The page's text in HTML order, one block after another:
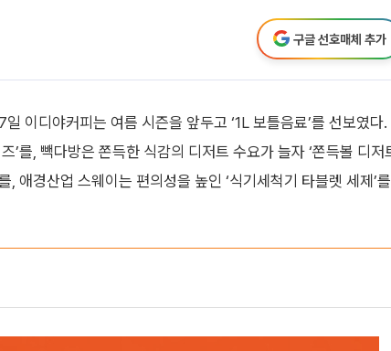
구글 선호매체 추가
이디야커피는 여름 시즌을 앞두고 ‘1L 보틀음료’를 선보였다
’를, 빽다방은 쫀득한 식감의 디저트 수요가 늘자 ‘쫀득볼 디저
, 애경산업 스웨이는 편의성을 높인 ‘식기세척기 타블렛 세제’